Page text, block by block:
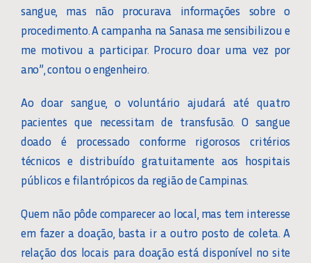
sangue, mas não procurava informações sobre o
procedimento. A campanha na Sanasa me sensibilizou e
me motivou a participar. Procuro doar uma vez por
ano”, contou o engenheiro.
Ao doar sangue, o voluntário ajudará até quatro
pacientes que necessitam de transfusão. O sangue
doado é processado conforme rigorosos critérios
técnicos e distribuído gratuitamente aos hospitais
públicos e filantrópicos da região de Campinas.
Quem não pôde comparecer ao local, mas tem interesse
em fazer a doação, basta ir a outro posto de coleta. A
relação dos locais para doação está disponível no site